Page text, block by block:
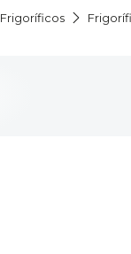
Frigoríficos